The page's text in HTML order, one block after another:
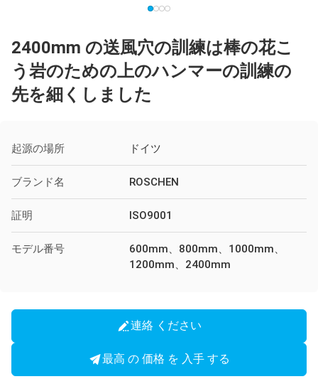
2400mm の送風穴の訓練は棒の花こ
う岩のための上のハンマーの訓練の
先を細くしました
起源の場所 ドイツ
ブランド名 ROSCHEN
証明 ISO9001
モデル番号
600mm、800mm、1000mm、
1200mm、2400mm
連絡 ください
最高 の 価格 を 入手 する